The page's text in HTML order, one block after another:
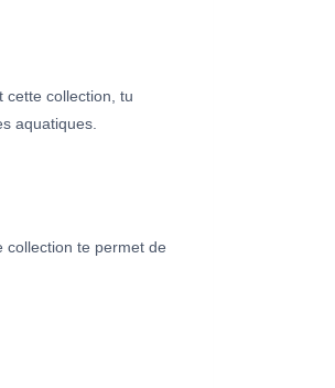
cette collection, tu
aquatiques.
collection te permet de